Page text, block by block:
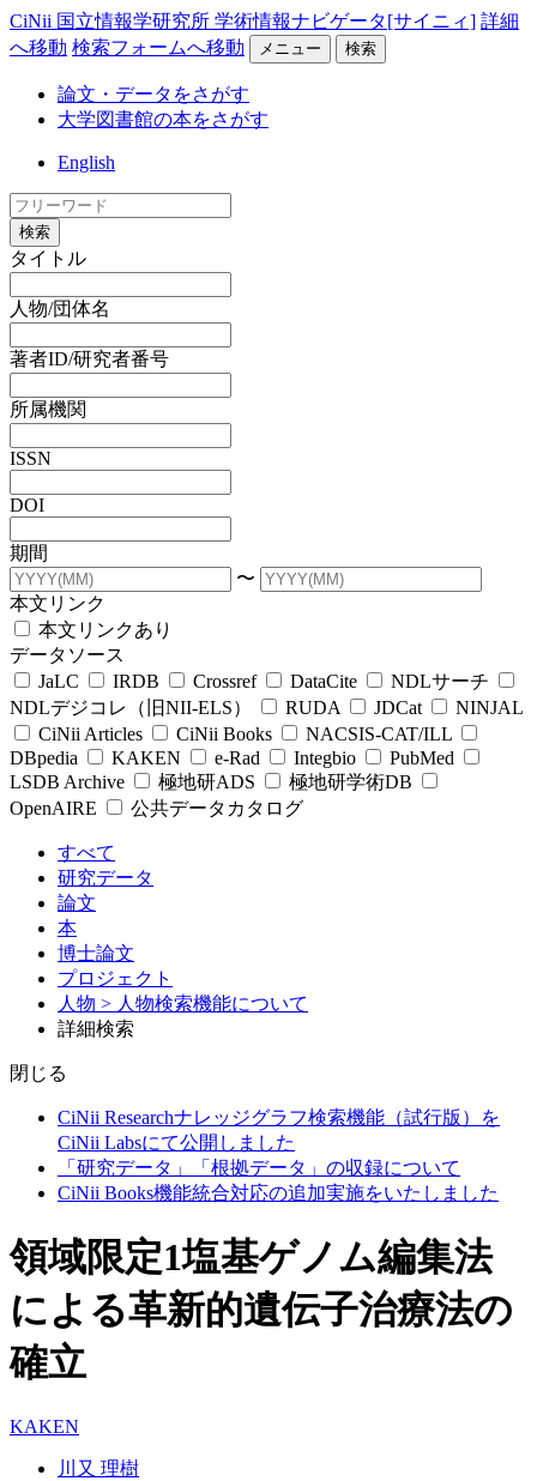
CiNii 国立情報学研究所 学術情報ナビゲータ[サイニィ] 詳細
へ移動 検索フォームへ移動 メニュー 検索
論文・データをさがす
大学図書館の本をさがす
English
検索
タイトル
人物/団体名
著者ID/研究者番号
所属機関
ISSN
DOI
期間
〜
本文リンク
本文リンクあり
データソース
JaLC
IRDB Crossref DataCite
NDLサーチ
NDLデジコレ（旧NII-ELS）
RUDA JDCat
NINJAL
CiNii Articles
CiNii Books
NACSIS-CAT/ILL
DBpedia
KAKEN e-Rad Integbio
PubMed
LSDB Archive
極地研ADS
極地研学術DB
OpenAIRE
公共データカタログ
すべて
研究データ
論文
本
博士論文
プロジェクト
人物 > 人物検索機能について
詳細検索
閉じる
CiNii Researchナレッジグラフ検索機能（試行版）を
CiNii Labsにて公開しました
「研究データ」「根拠データ」の収録について
CiNii Books機能統合対応の追加実施をいたしました
領域限定1塩基ゲノム編集法
による革新的遺伝子治療法の
確立
KAKEN
川又 理樹